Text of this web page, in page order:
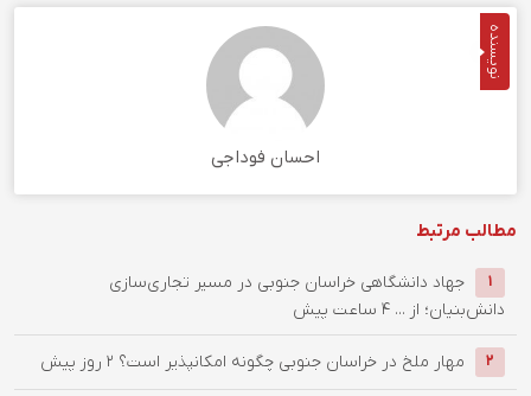
نویسنده
احسان فوداجی
مطالب مرتبط
1
جهاد دانشگاهی خراسان جنوبی در مسیر تجاری‌سازی
دانش‌بنیان؛ از ... 4 ساعت پیش
2 ‌مهار ملخ در خراسان جنوبی چگونه امکانپذیر است؟ 2 روز پیش